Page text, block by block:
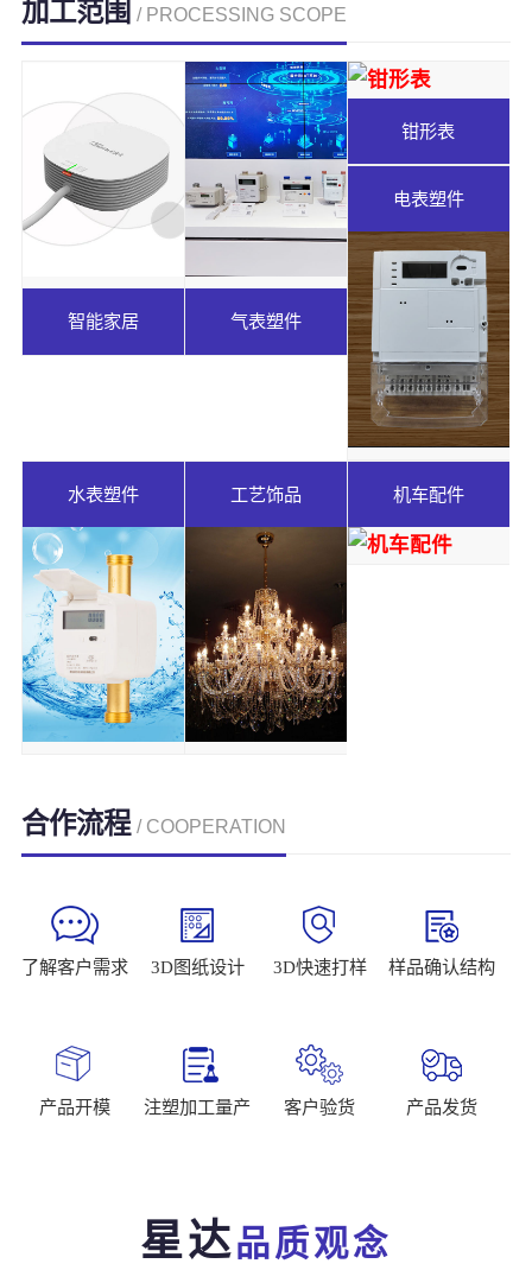
加工范围 / PROCESSING SCOPE
智能家居 气表塑件
钳形表
电表塑件
水表塑件 工艺饰品 机车配件
合作流程 / COOPERATION
了解客户需求 3D图纸设计 3D快速打样 样品确认结构
产品开模 注塑加工量产 客户验货 产品发货
星达品质观念